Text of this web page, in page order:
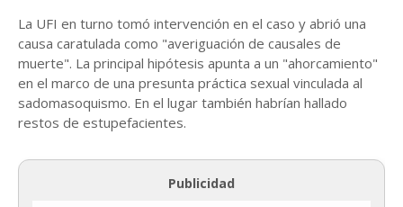
La UFI en turno tomó intervención en el caso y abrió una
causa caratulada como "averiguación de causales de
muerte". La principal hipótesis apunta a un "ahorcamiento"
en el marco de una presunta práctica sexual vinculada al
sadomasoquismo. En el lugar también habrían hallado
restos de estupefacientes.
Publicidad